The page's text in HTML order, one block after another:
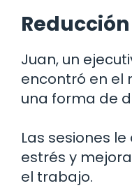
Juan, un
encontró en el
una forma de
Las sesiones
estrés y
el trabajo.